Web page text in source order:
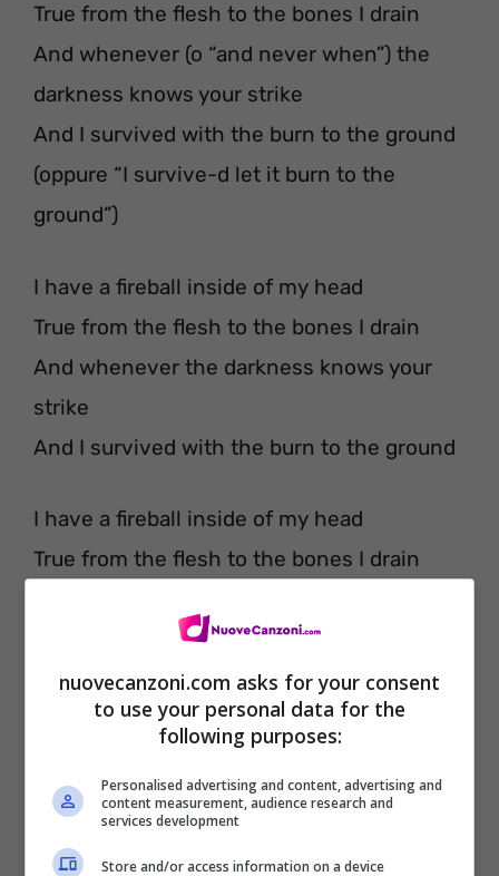
True from the flesh to the bones I drain
And whenever (o “and never when”) the
darkness knows your strike
And I survived with the burn to the ground
(oppure “I survive-d let it burn to the
ground”)
I have a fireball inside of my head
True from the flesh to the bones I drain
And whenever the darkness knows your
strike
And I survived with the burn to the ground
I have a fireball inside of my head
True from the flesh to the bones I drain
And I survived with the burn to the ground
I have a fireball inside of my head
True from the flesh to the bones I drain
And whenever the darkness knows your
nuovecanzoni.com asks for your consent
to use your personal data for the
following purposes:
Personalised advertising and content, advertising and
content measurement, audience research and
services development
Store and/or access information on a device